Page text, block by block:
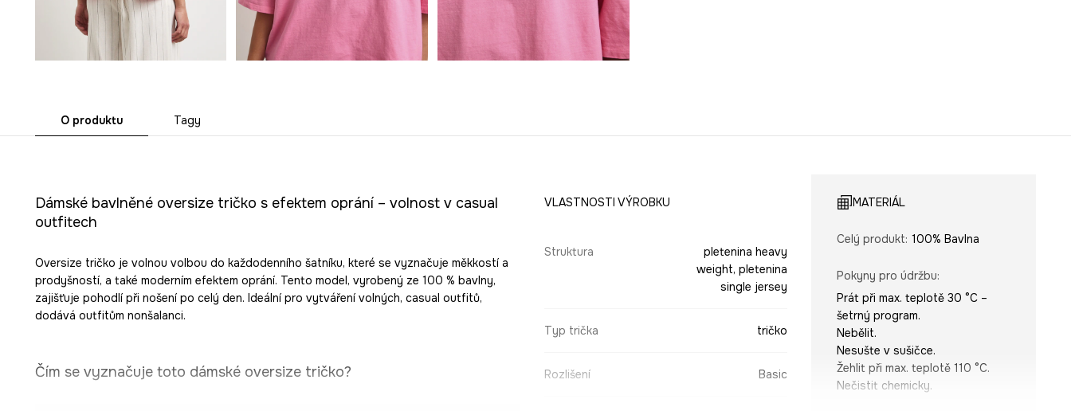
O produktu Tagy
Dámské bavlněné oversize tričko s efektem oprání – volnost v casual
outfitech
Oversize tričko je volnou volbou do každodenního šatníku, které se vyznačuje měkkostí a
prodyšností, a také moderním efektem oprání. Tento model, vyrobený ze 100 % bavlny,
zajišťuje pohodlí při nošení po celý den. Ideální pro vytváření volných, casual outfitů,
dodává outfitům nonšalanci.
Čím se vyznačuje toto dámské oversize tričko?
VLASTNOSTI VÝROBKU
Struktura
pletenina heavy
weight, pletenina
single jersey
Typ trička tričko
Rozlišení Basic
MATERIÁL
Celý produkt: 100% Bavlna
Pokyny pro údržbu:
Prát při max. teplotě 30 °C –
šetrný program.
Nebělit.
Nesušte v sušičce.
Žehlit při max. teplotě 110 °C.
Nečistit chemicky.